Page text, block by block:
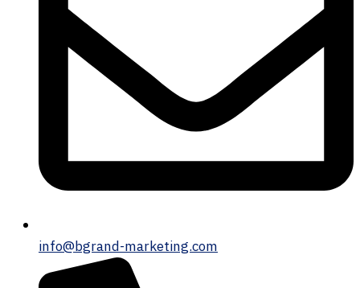
info@bgrand-marketing.com